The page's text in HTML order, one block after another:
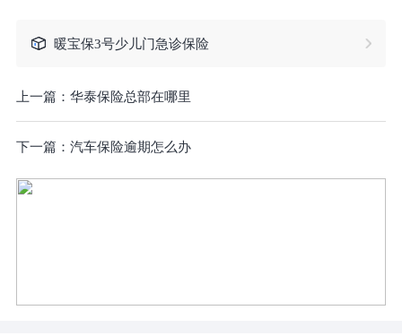
暖宝保3号少儿门急诊保险
上一篇： 华泰保险总部在哪里
下一篇： 汽车保险逾期怎么办